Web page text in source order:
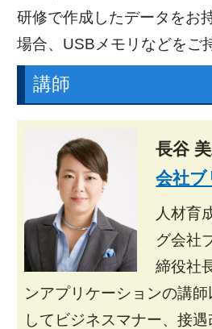
研修で作成したデータをお
場合、USBメモリなどをご
講師
長谷
会社ブ
人材育
グ会社
締役社
ンアプリケーションの講師
してビジネスマナー、接